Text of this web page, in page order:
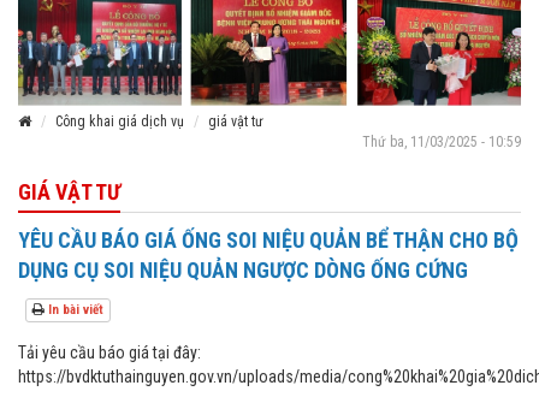
Công khai giá dịch vụ
giá vật tư
Thứ ba, 11/03/2025 - 10:59
GIÁ VẬT TƯ
YÊU CẦU BÁO GIÁ ỐNG SOI NIỆU QUẢN BỂ THẬN CHO BỘ
DỤNG CỤ SOI NIỆU QUẢN NGƯỢC DÒNG ỐNG CỨNG
In bài viết
Tải yêu cầu báo giá tại đây:
https://bvdktuthainguyen.gov.vn/uploads/media/